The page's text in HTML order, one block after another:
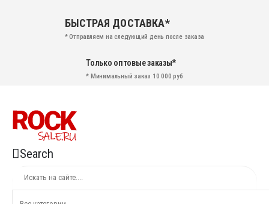
БЫСТРАЯ ДОСТАВКА*
* Отправляем на следующий день после заказа
Только оптовые заказы*
* Минимальный заказ 10 000 руб
Search